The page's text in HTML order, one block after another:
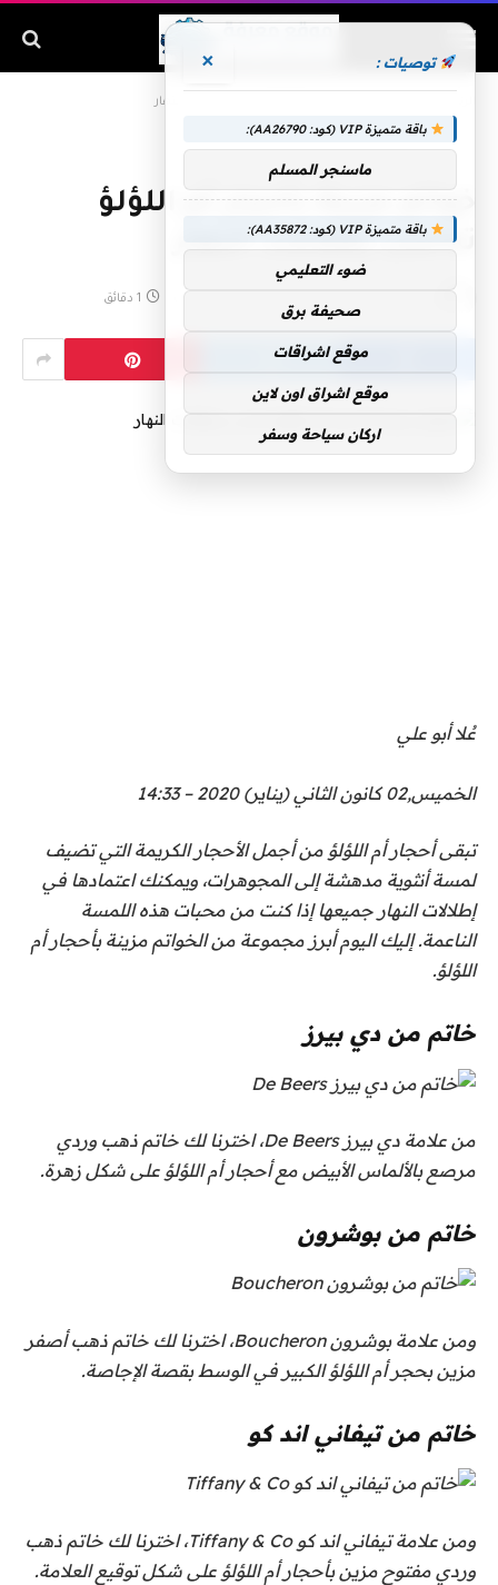
خواتم مزينة بأحجار أم اللؤلؤ تناسب إطلالات النهار
خواتم مزينة بأحجار أم اللؤلؤ
تناسب إطلالات النهار
1 دقائق
عُلا أبو علي
الخميس,02 كانون الثاني (يناير) 2020 – 14:33
تبقى أحجار أم اللؤلؤ من أجمل الأحجار الكريمة التي تضيف
لمسة أنثوية مدهشة إلى المجوهرات، ويمكنك اعتمادها في
إطلالات النهار جميعها إذا كنت من محبات هذه اللمسة
الناعمة. إليك اليوم أبرز مجموعة من الخواتم مزينة بأحجار أم
اللؤلؤ.
خاتم من دي بيرز
من علامة دي بيرز De Beers، اخترنا لك خاتم ذهب وردي
مرصع بالألماس الأبيض مع أحجار أم اللؤلؤ على شكل زهرة.
خاتم من بوشرون
ومن علامة بوشرون Boucheron، اخترنا لك خاتم ذهب أصفر
مزين بحجر أم اللؤلؤ الكبير في الوسط بقصة الإجاصة.
خاتم من تيفاني اند كو
ومن علامة تيفاني اند كو Tiffany & Co، اخترنا لك خاتم ذهب
وردي مفتوح مزين بأحجار أم اللؤلؤ على شكل توقيع العلامة.
توصيات : ×
باقة متميزة VIP (كود: AA26790):
ماسنجر المسلم
باقة متميزة VIP (كود: AA35872):
ضوء التعليمي
صحيفة برق
موقع اشراقات
موقع اشراق اون لاين
اركان سياحة وسفر